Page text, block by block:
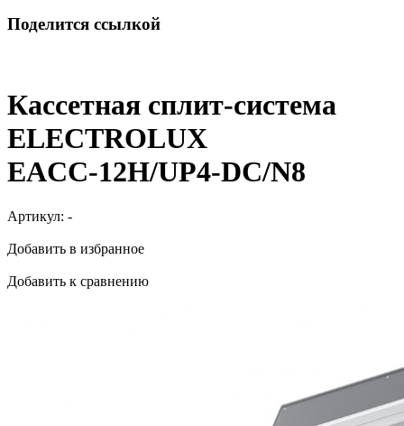
Поделится ссылкой
Кассетная сплит-система
ELECTROLUX
EACС-12H/UP4-DC/N8
Артикул: -
Добавить в избранное
Добавить к сравнению